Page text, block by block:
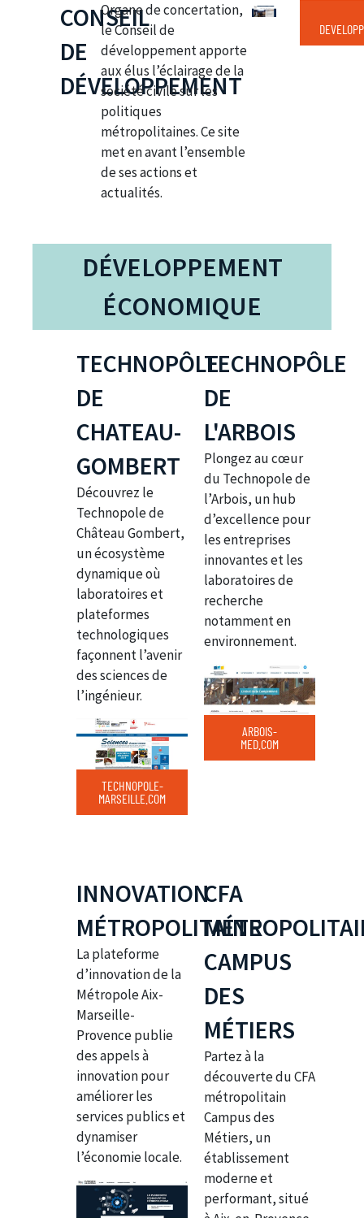
CONSEIL
DE
DÉVELOPPEMENT
Organe de concertation,
le Conseil de
développement apporte
aux élus l’éclairage de la
société civile sur les
politiques
métropolitaines. Ce site
met en avant l’ensemble
de ses actions et
actualités.
DÉVELOPPEMENT
ÉCONOMIQUE
TECHNOPÔLE
DE
CHATEAU-
GOMBERT
Découvrez le
Technopole de
Château Gombert,
un écosystème
dynamique où
laboratoires et
plateformes
technologiques
façonnent l’avenir
des sciences de
l’ingénieur.
TECHNOPOLE-
MARSEILLE.COM
TECHNOPÔLE
DE
L'ARBOIS
Plongez au cœur
du Technopole de
l’Arbois, un hub
d’excellence pour
les entreprises
innovantes et les
laboratoires de
recherche
notamment en
environnement.
ARBOIS-
MED.COM
INNOVATION
MÉTROPOLITAINE
La plateforme
d’innovation de la
Métropole Aix-
Marseille-
Provence publie
des appels à
innovation pour
améliorer les
services publics et
dynamiser
l’économie locale.
CFA
CAMPUS
DES
MÉTIERS
Partez à la
découverte du CFA
métropolitain
Campus des
Métiers, un
établissement
moderne et
performant, situé